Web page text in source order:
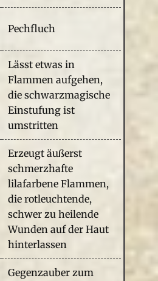
Pechfluch
Lässt etwas in
Flammen aufgehen,
die schwarzmagische
Einstufung ist
umstritten
Erzeugt äußerst
schmerzhafte
lilafarbene Flammen,
die rotleuchtende,
schwer zu heilende
Wunden auf der Haut
hinterlassen
Gegenzauber zum